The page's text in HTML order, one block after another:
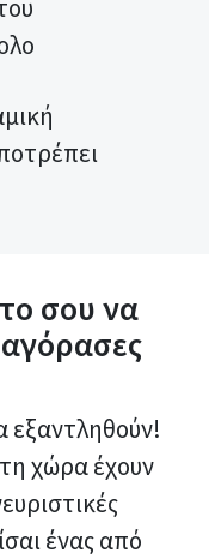
σου να
εξαντληθούν!
χώρα έχουν
ένας από